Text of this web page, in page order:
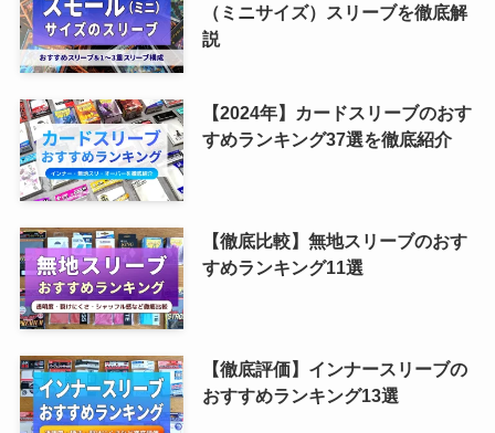
（ミニサイズ）スリーブを徹底解
説
【2024年】カードスリーブのおす
すめランキング37選を徹底紹介
【徹底比較】無地スリーブのおす
すめランキング11選
【徹底評価】インナースリーブの
おすすめランキング13選